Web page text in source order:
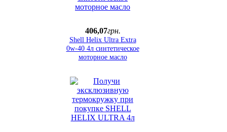
406,07грн.
Shell Helix Ultra Extra
0w-40 4л синтетическое
моторное масло